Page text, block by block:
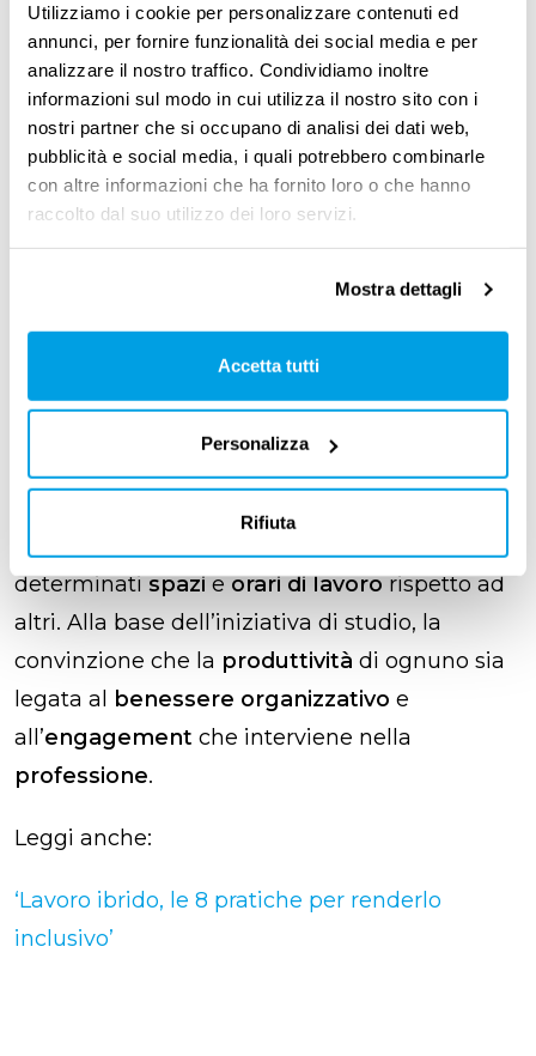
Utilizziamo i cookie per personalizzare contenuti ed
annunci, per fornire funzionalità dei social media e per
analizzare il nostro traffico. Condividiamo inoltre
informazioni sul modo in cui utilizza il nostro sito con i
nostri partner che si occupano di analisi dei dati web,
pubblicità e social media, i quali potrebbero combinarle
con altre informazioni che ha fornito loro o che hanno
raccolto dal suo utilizzo dei loro servizi.
Mostra dettagli
Accetta tutti
Personalizza
Rifiuta
vivranno gli spazi della città, e come
organizzeranno il loro tempo.
Partendo dal presupposto che losmart
working e le forme dilavoro ibridorichiedono
uncambio di mentalità, soprattutto da parte
delle imprese, CISCO ha messo in gioco un
70 giorni, lavorerà
e vivrà a Venezia, studiando le abitudini delle
persone che vi lavorano, eosservando i luoghi
dove queste preferiscono portare avanti le loro
determinatispazieorari di lavororispetto ad
altri. Alla base dell’iniziativa di studio, la
convinzione che la produttività di ognuno sia
legata al benessere organizzativo e
all’engagement che interviene nella
professione.
Leggi anche:
‘Lavoro ibrido, le 8 pratiche per renderlo
inclusivo’